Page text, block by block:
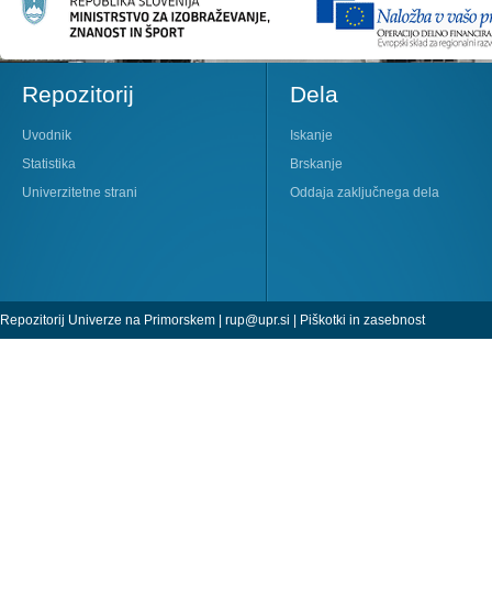
Repozitorij
Uvodnik
Statistika
Univerzitetne strani
Dela
Iskanje
Brskanje
Oddaja zaključnega dela
Repozitorij Univerze na Primorskem | rup@upr.si | Piškotki in zasebnost